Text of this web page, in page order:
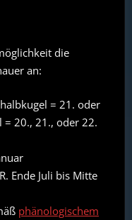
die
an:
= 21. oder
= 20., 21., oder 22.
Ende Juli bis Mitte
phänologischem